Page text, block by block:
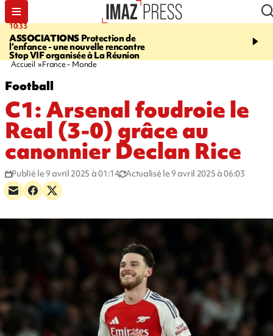
10:33
ASSOCIATIONSProtection de
l’enfance - une nouvelle rencontre
Stop VIF organisée à La Réunion
15:03
Vaste feu
l'ouest du pays, 20.000
Accueil France - Monde
Football
C1: Arsenal foudroie le
Real (3-0) grâce au
canonnier Declan Rice
Publié le 9 avril 2025 à 01:14 Actualisé le 9 avril 2025 à 06:03